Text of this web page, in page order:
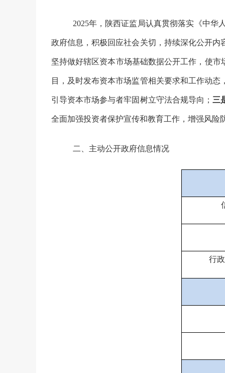
2025年，陕西证监局认真贯彻落实《中华
政府信息，积极回应社会关切，持续深化公开
坚持做好辖区资本市场基础数据公开工作，使
目，及时发布资本市场监管相关要求和工作动
引导资本市场参与者牢固树立守法合规导向；三
全面加强投资者保护宣传和教育工作，增强风险
二、主动公开政府信息情况
行